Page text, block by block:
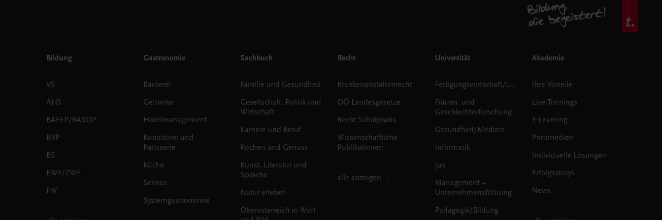
Bildung
VS
AHS
BAFEP/BASOP
BRP
BS
EWF/ZWF
FW
Gastronomie
Bäckerei
Getränke
Hotelmanagement
Konditorei und
Patisserie
Küche
Service
Systemgastronomie
Sachbuch
Familie und Gesundheit
Gesellschaft, Politik und
Wirtschaft
Karriere und Beruf
Kochen und Genuss
Kunst, Literatur und
Sprache
Natur erleben
Oberösterreich in Wort
Recht
Krankenanstaltenrecht
OÖ Landesgesetze
Recht Schulpraxis
Wissenschaftliche
Publikationen
alle anzeigen
Universität
Fertigungswirtschaft/Logistik
Frauen- und
Geschlechterforschung
Gesundheit/Medizin
Informatik
Jus
Management +
Unternehmensführung
Pädagogik/Bildung
Akademie
Ihre Vorteile
Live-Trainings
E-Learning
Printmedien
Individuelle Lösungen
Erfolgsstorys
News